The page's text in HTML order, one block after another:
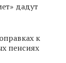
дадут
к
пенсиях